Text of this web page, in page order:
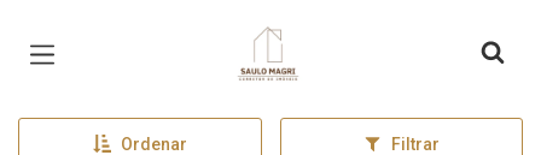
Página inicial
Ordenar Filtrar